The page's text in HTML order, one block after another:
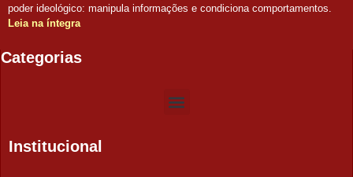
poder ideológico: manipula informações e condiciona comportamentos.
Leia na íntegra
Categorias
Institucional